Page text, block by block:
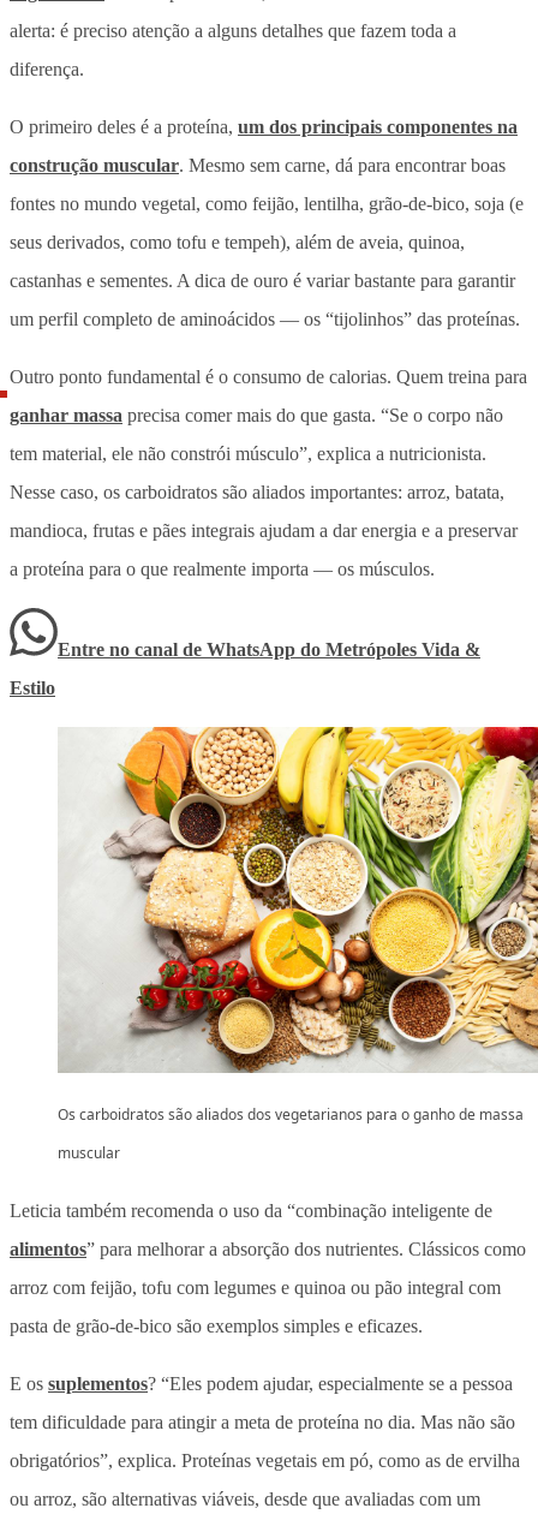
alerta: é preciso atenção a alguns detalhes que fazem toda a
diferença.
O primeiro deles é a proteína, um dos principais componentes na
construção muscular. Mesmo sem carne, dá para encontrar boas
fontes no mundo vegetal, como feijão, lentilha, grão-de-bico, soja (e
seus derivados, como tofu e tempeh), além de aveia, quinoa,
castanhas e sementes. A dica de ouro é variar bastante para garantir
um perfil completo de aminoácidos — os “tijolinhos” das proteínas.
Outro ponto fundamental é o consumo de calorias. Quem treina para
ganhar massa precisa comer mais do que gasta. “Se o corpo não
tem material, ele não constrói músculo”, explica a nutricionista.
Nesse caso, os carboidratos são aliados importantes: arroz, batata,
mandioca, frutas e pães integrais ajudam a dar energia e a preservar
a proteína para o que realmente importa — os músculos.
Entre no canal de WhatsApp do Metrópoles Vida &
Estilo
Os carboidratos são aliados dos vegetarianos para o ganho de massa
muscular
Leticia também recomenda o uso da “combinação inteligente de
alimentos” para melhorar a absorção dos nutrientes. Clássicos como
arroz com feijão, tofu com legumes e quinoa ou pão integral com
pasta de grão-de-bico são exemplos simples e eficazes.
E os suplementos? “Eles podem ajudar, especialmente se a pessoa
tem dificuldade para atingir a meta de proteína no dia. Mas não são
obrigatórios”, explica. Proteínas vegetais em pó, como as de ervilha
ou arroz, são alternativas viáveis, desde que avaliadas com um